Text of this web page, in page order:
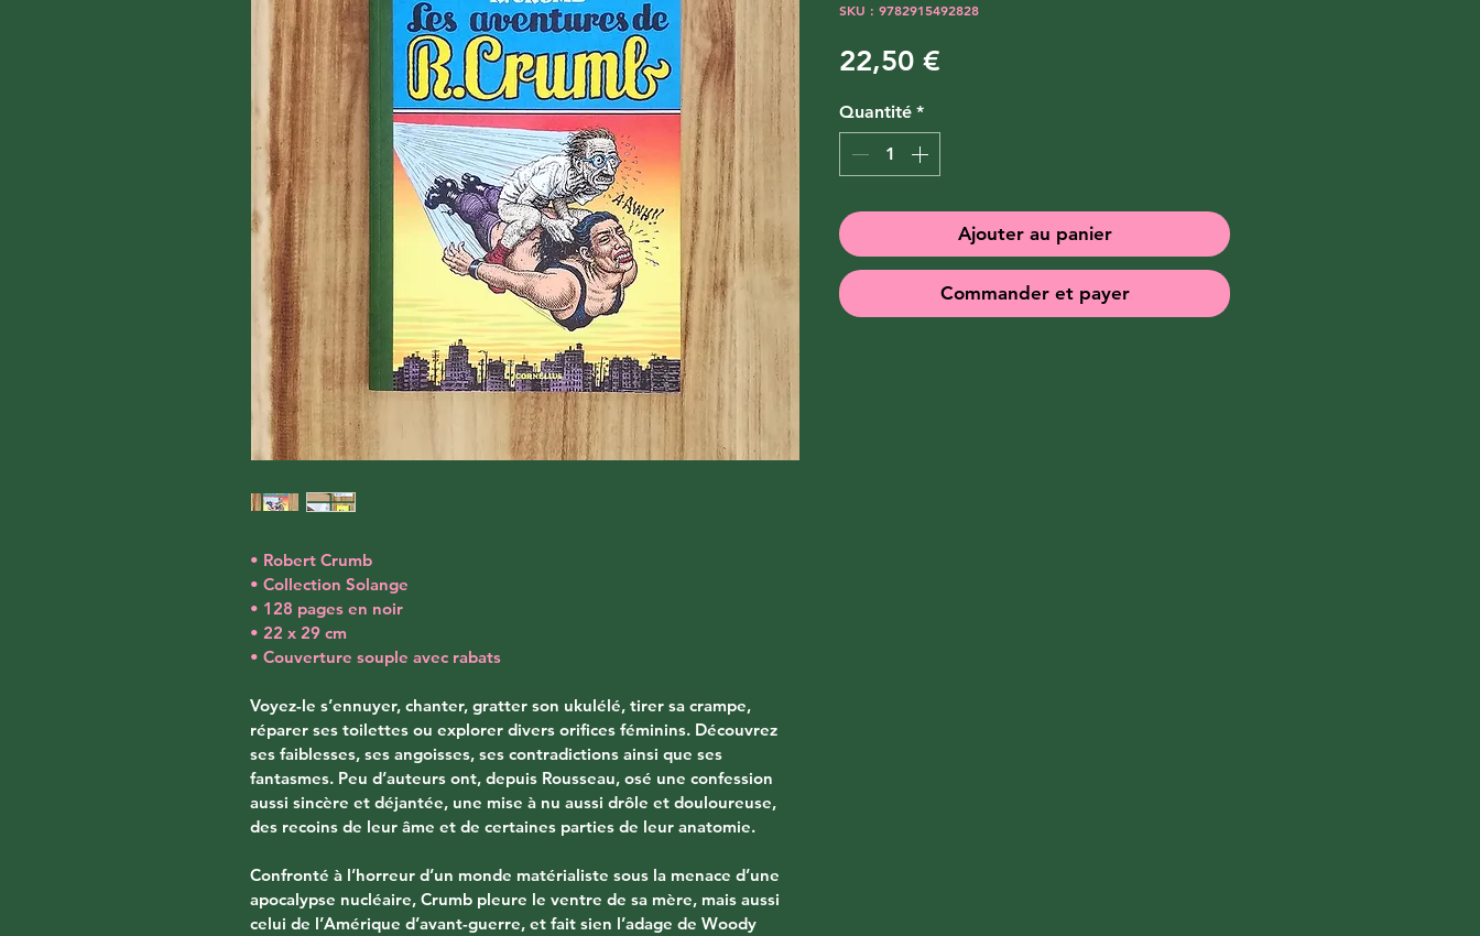
• Robert Crumb
• Collection Solange
• 128 pages en noir
• 22 x 29 cm
• Couverture souple avec rabats
Voyez-le s’ennuyer, chanter, gratter son ukulélé, tirer sa crampe,
réparer ses toilettes ou explorer divers orifices féminins. Découvrez
ses faiblesses, ses angoisses, ses contradictions ainsi que ses
fantasmes. Peu d’auteurs ont, depuis Rousseau, osé une confession
aussi sincère et déjantée, une mise à nu aussi drôle et douloureuse,
des recoins de leur âme et de certaines parties de leur anatomie.
Confronté à l’horreur d’un monde matérialiste sous la menace d’une
apocalypse nucléaire, Crumb pleure le ventre de sa mère, mais aussi
celui de l’Amérique d’avant-guerre, et fait sien l’adage de Woody
SKU : 9782915492828
22,50 €
Quantité *
Ajouter au panier
Commander et payer